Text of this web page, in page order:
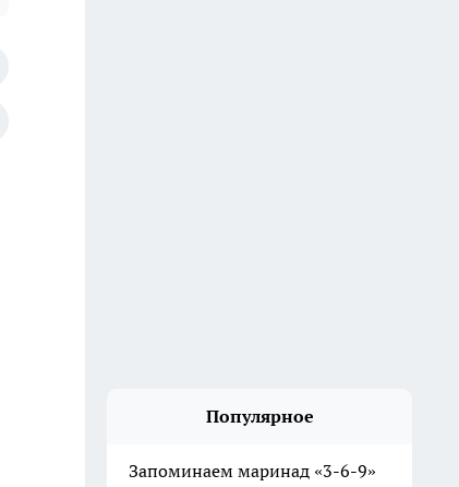
Популярное
Запоминаем маринад «3-6-9»